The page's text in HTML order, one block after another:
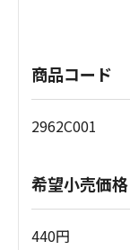
商品コード
2962C001
希望小売価格
440円